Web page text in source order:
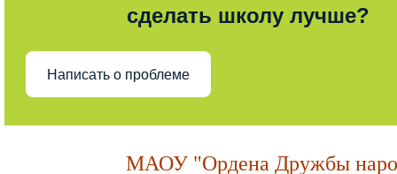
сделать школу лучше?
Написать о проблеме
МАОУ "Ордена Дружбы